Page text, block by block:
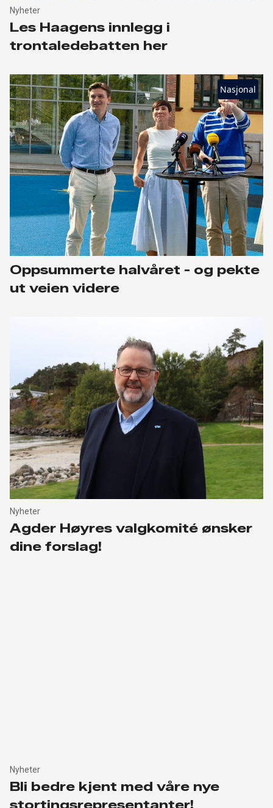
Nyheter
Les Haagens innlegg i
trontaledebatten her
Nasjonal
Oppsummerte halvåret - og pekte
ut veien videre
Nyheter
Agder Høyres valgkomité ønsker
dine forslag!
Nyheter
Bli bedre kjent med våre nye
stortingsrepresentanter!